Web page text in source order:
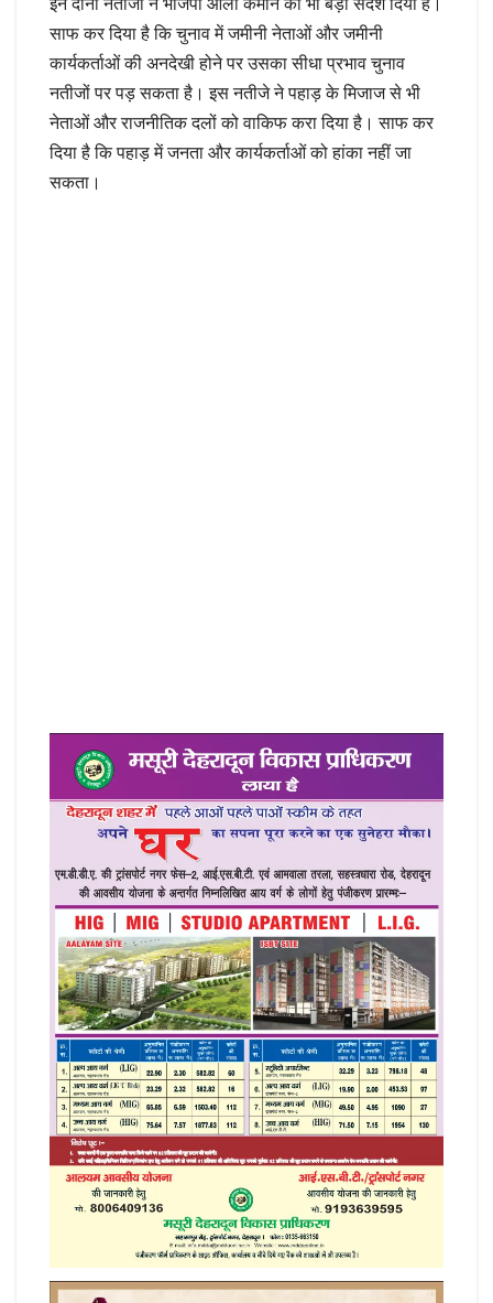
इन दोनों नतीजों ने भाजपा आला कमान को भी बड़ा संदेश दिया है।
साफ कर दिया है कि चुनाव में जमीनी नेताओं और जमीनी
कार्यकर्ताओं की अनदेखी होने पर उसका सीधा प्रभाव चुनाव
नतीजों पर पड़ सकता है। इस नतीजे ने पहाड़ के मिजाज से भी
नेताओं और राजनीतिक दलों को वाकिफ करा दिया है। साफ कर
दिया है कि पहाड़ में जनता और कार्यकर्ताओं को हांका नहीं जा
सकता।